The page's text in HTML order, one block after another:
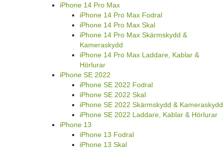
iPhone 14 Pro Max
iPhone 14 Pro Max Fodral
iPhone 14 Pro Max Skal
iPhone 14 Pro Max Skärmskydd &
Kameraskydd
iPhone 14 Pro Max Laddare, Kablar &
Hörlurar
iPhone SE 2022
iPhone SE 2022 Fodral
iPhone SE 2022 Skal
iPhone SE 2022 Skärmskydd & Kameraskydd
iPhone SE 2022 Laddare, Kablar & Hörlurar
iPhone 13
iPhone 13 Fodral
iPhone 13 Skal